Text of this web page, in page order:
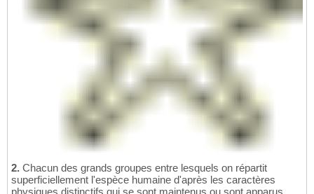
2. Chacun des grands groupes entre lesquels on répartit
superficiellement l'espèce humaine d'après les caractères